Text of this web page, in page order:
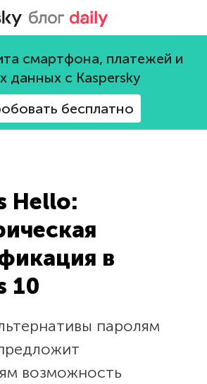
Блог Касперского
смартфона, платежей и
данных с Kaspersky
бесплатно
Hello:
в
10
паролям
возможность